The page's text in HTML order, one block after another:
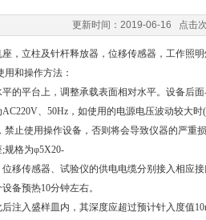
更新时间：2019-06-16 点击
座，立柱及针杆释放器，位移传感器，工作照
用和操作方法：
平台上，调整承载表面相对水平。设备后面
、50Hz，如使用的电源电压波动较大时
止使用操作设备，否则将会导致仪器的严重损
格为φ5X20-
传感器、试验仪的供电电缆分别接入相应接
预热10分钟左右。
入盛样皿内，其深度应超过预计针入度值